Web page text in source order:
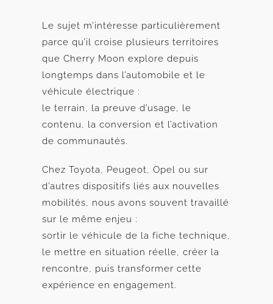
Le sujet m’intéresse particulièrement
parce qu’il croise plusieurs territoires
que Cherry Moon explore depuis
longtemps dans l’automobile et le
véhicule électrique :
le terrain, la preuve d’usage, le
contenu, la conversion et l’activation
de communautés.
Chez Toyota, Peugeot, Opel ou sur
d’autres dispositifs liés aux nouvelles
mobilités, nous avons souvent travaillé
sur le même enjeu :
sortir le véhicule de la fiche technique,
le mettre en situation réelle, créer la
rencontre, puis transformer cette
expérience en engagement.